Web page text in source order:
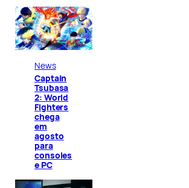
News
Captain
Tsubasa
2: World
Fighters
chega
em
agosto
para
consoles
e PC